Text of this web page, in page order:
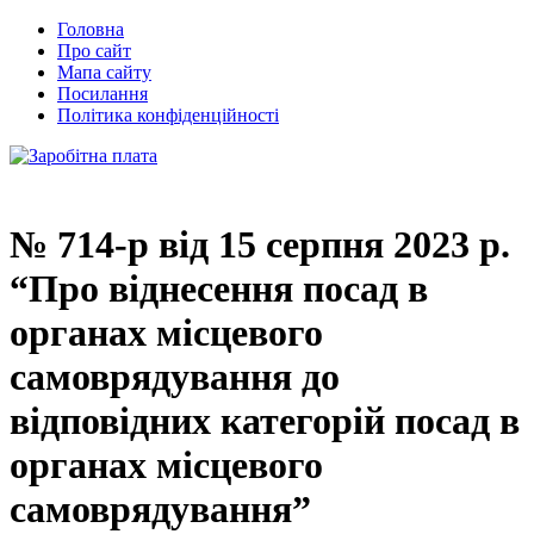
Головна
Про сайт
Мапа сайту
Посилання
Політика конфіденційності
№ 714-р від 15 серпня 2023 р.
“Про віднесення посад в
органах місцевого
самоврядування до
відповідних категорій посад в
органах місцевого
самоврядування”